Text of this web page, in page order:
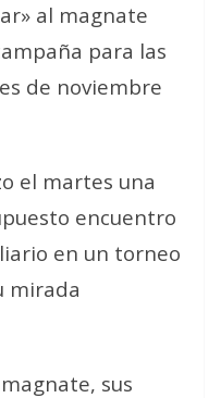
al magnate
para las
de noviembre
el martes una
encuentro
en un torneo
mirada
sus